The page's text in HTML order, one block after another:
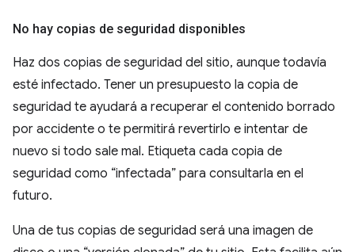
No hay copias de seguridad disponibles
Haz dos copias de seguridad del sitio, aunque todavía
esté infectado. Tener un presupuesto la copia de
seguridad te ayudará a recuperar el contenido borrado
por accidente o te permitirá revertirlo e intentar de
nuevo si todo sale mal. Etiqueta cada copia de
seguridad como “infectada” para consultarla en el
futuro.
Una de tus copias de seguridad será una imagen de